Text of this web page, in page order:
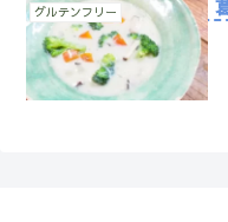
グルテンフリー